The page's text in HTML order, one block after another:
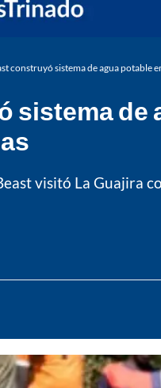
construyó sistema de agua potable
sistema de
visitó La Guajira